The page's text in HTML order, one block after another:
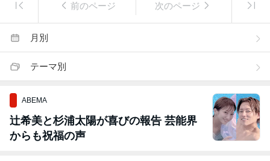
前のページ 次のページ
月別
テーマ別
ABEMA
辻希美と杉浦太陽が喜びの報告 芸能界
からも祝福の声